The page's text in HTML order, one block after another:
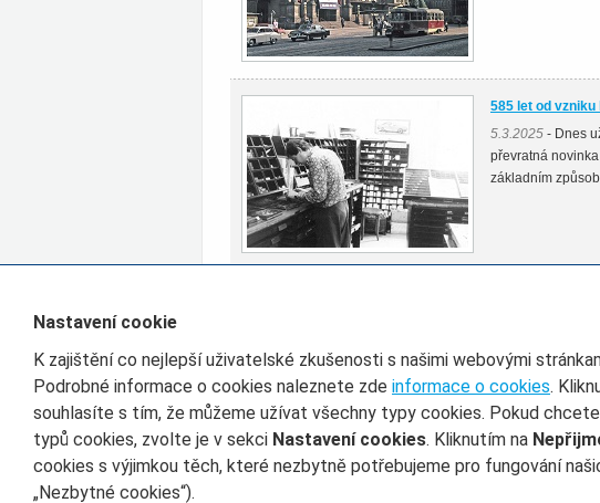
585 let od
5.3.2025 - Dnes
převratná
základním
Datum od Datum do
Nastavení cookie
K zajištění co nejlepší uživatelské zkušenosti s našimi webovými
Podrobné informace o cookies naleznete zde informace o cookies.
souhlasíte s tím, že můžeme užívat všechny typy cookies. Pokud
typů cookies, zvolte je v sekci Nastavení cookies. Kliknutím na
cookies s výjimkou těch, které nezbytně potřebujeme pro fungování
„Nezbytné cookies“).